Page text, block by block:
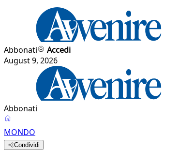
Abbonati
Accedi
August 9, 2026
Abbonati
MONDO
Condividi